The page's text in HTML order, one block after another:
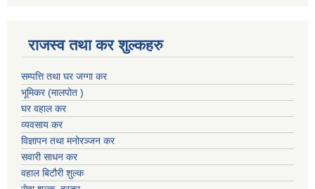
राजस्व तथा कर शुल्कहरु
सम्पत्ति तथा घर जग्गा कर
भूमिकर (मालपोत )
घर वहाल कर
व्यवसाय कर
विज्ञापन तथा मनोरञ्जन कर
सवारी साधन कर
वहाल बिटौरी शुल्क